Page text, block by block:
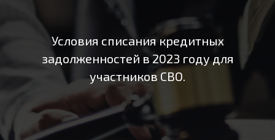
Условия списания кредитных
задолженностей в 2023 году для
участников СВО.